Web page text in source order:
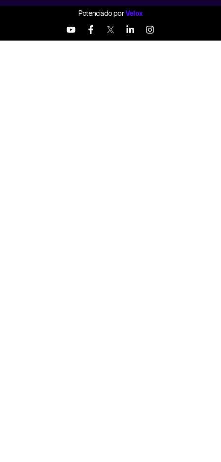
Potenciado porVelox